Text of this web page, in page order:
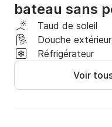
bateau sans
Taud de soleil
Douche
Réfrigérateur
Voir